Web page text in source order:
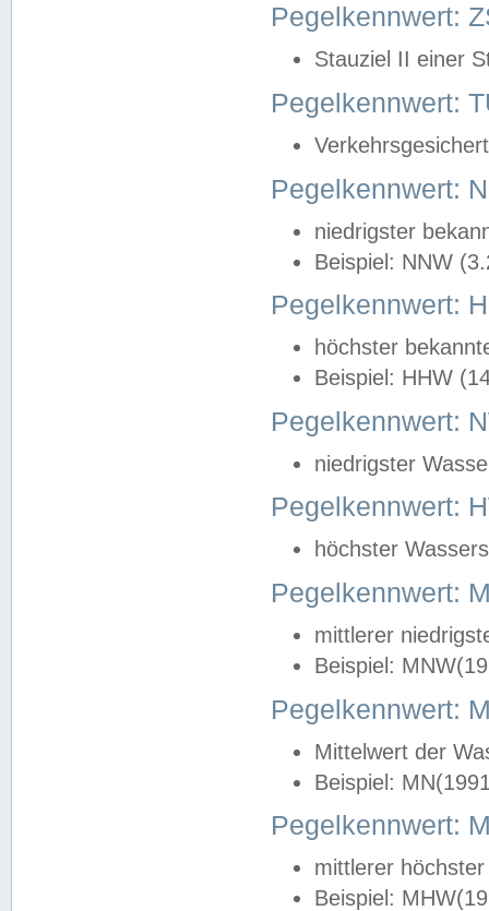
Pegelkennwert:
Stauziel II einer
Pegelkennwert:
Pegelkennwert:
niedrigster
Beispiel: NNW
Pegelkennwert:
höchster
Beispiel: HHW
Pegelkennwert:
niedrigster
Pegelkennwert:
höchster
Pegelkennwert:
mittlerer
Beispiel:
Pegelkennwert:
Mittelwert der
Beispiel:
Pegelkennwert:
mittlerer
Beispiel: